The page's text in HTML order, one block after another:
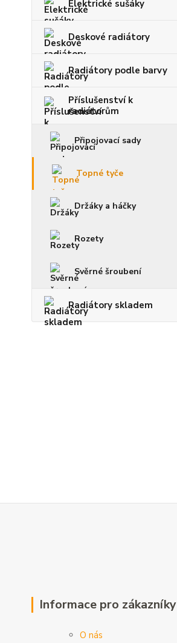
Elektrické sušáky
Deskové radiátory
Radiátory podle barvy
Příslušenství k
radiátorům
Připojovací sady
Topné tyče
Držáky a háčky
Rozety
Svěrné šroubení
Radiátory skladem
Informace pro zákazníky
O nás